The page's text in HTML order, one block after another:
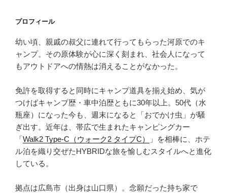
高
す”
の
プロフィール
幼い頃、親戚の叔父に連れて行ってもらった河原でのキ
ャンプ。その原体験が心に深く刻まれ、社会人になって
もアウトドアへの情熱は消えることがなかった。
免許を取得すると同時にキャンプ道具を揃え始め、気が
つけばキャンプ歴・車中泊歴ともに30年以上。50代（水
瓶座）になった今も、週末になると「おでかけ虫」が騒
ぎ出す。近年は、帯広で生まれたキャンピングカー
「Walk2 Type‑C（ウォーク2 タイプC）
」を相棒に、ホテ
ル泊を織り交ぜたHYBRIDな旅を愉しむスタイルへと進化
している。
拠点は広島市（出身は山口県）。念願だった持ち家で